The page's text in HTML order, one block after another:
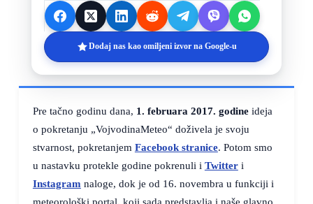
Dodaj nas kao omiljeni izvor na Google-u
Pre tačno godinu dana, 1. februara 2017. godineideja
o pokretanju „VojvodinaMeteo“ doživela je svoju
stvarnost, pokretanjem Facebook stranice. Potom smo
u nastavku protekle godine pokrenuli i Twitteri
Instagram naloge, dok je od 16. novembra u funkciji i
meteorološki portal, koji sada predstavlja i naše glavno